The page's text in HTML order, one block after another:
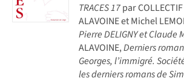
TRACES 17par
ALAVOINE et Michel
Pierre DELIGNY et Claude
ALAVOINE,Derniers
Georges, l’immigré.
les derniers romans de